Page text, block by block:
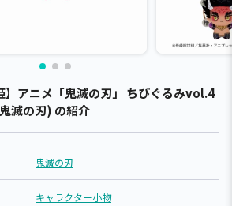
】アニメ「鬼滅の刃」 ちびぐるみvol.4
滅の刃) の紹介
鬼滅の刃
キャラクター小物